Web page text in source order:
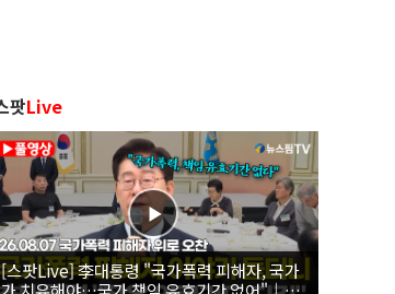
팟Live
[스팟Live] 李대통령 "국가폭력 피해자, 국가